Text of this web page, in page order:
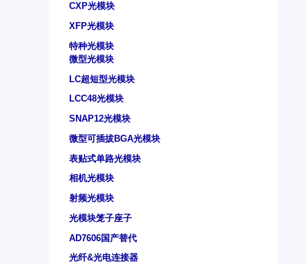
CXP光模块
XFP光模块
特种光模块
微型光模块
LC超短型光模块
LCC48光模块
SNAP12光模块
微型可插拔BGA光模块
表贴式单路光模块
相机光模块
射频光模块
光模块笼子座子
AD7606国产替代
光纤&光电连接器